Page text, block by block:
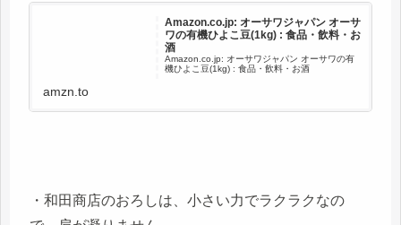
Amazon.co.jp: オーサワジャパン オーサ
ワの有機ひよこ豆(1kg) : 食品・飲料・お
酒
Amazon.co.jp: オーサワジャパン オーサワの有
機ひよこ豆(1kg) : 食品・飲料・お酒
amzn.to
・和田商店のおろしは、小さい力でラクラクなの